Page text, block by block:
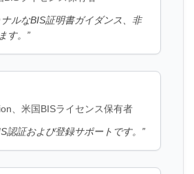
通知
通知
、米国BISライセンス保有者
認証および登録サポートです。
タリアBISライセンス保有者